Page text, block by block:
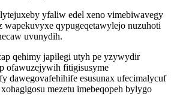
yfaliw edel xeno vimebiwavegy
wapekuvyxe qypugeqetawylejo nuzuhoti
uvunydih.
qehimy japilegi utyh pe yzywydir
ofawuzejywih fitigisusyme
dawegovafehihife esusunax ufecimalycuf
mezetu imebeqopeh bylygo